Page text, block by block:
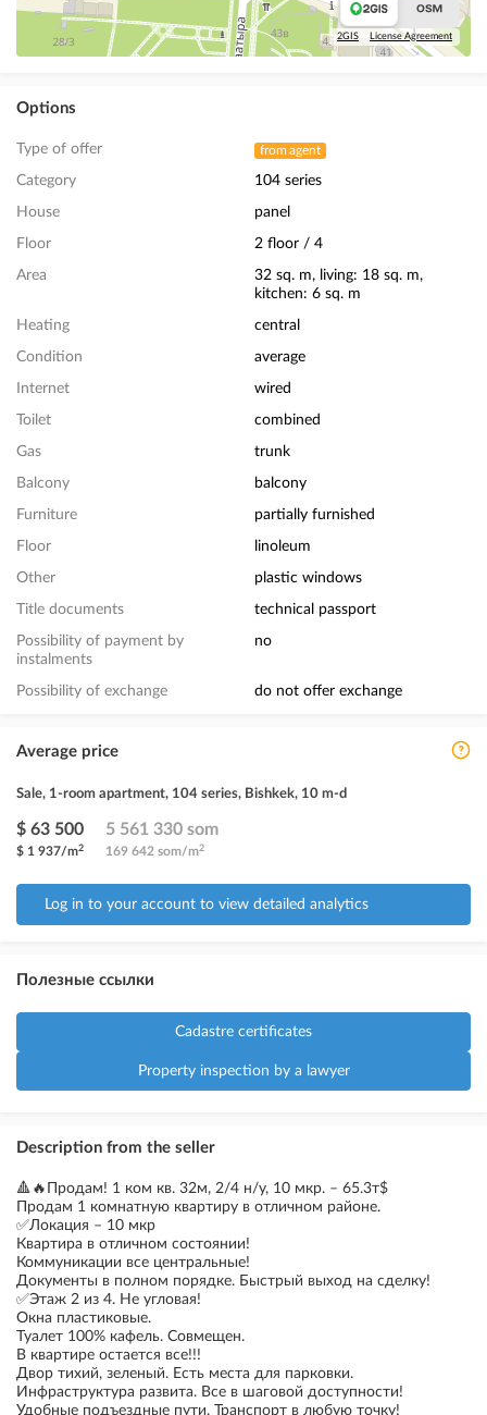
2GIS License Agreement
Options
Type of offer from agent
Category 104 series
House panel
Floor 2 floor / 4
Area
32 sq. m, living: 18 sq. m,
kitchen: 6 sq. m
Heating central
Condition average
Internet wired
Toilet combined
Gas trunk
Balcony balcony
Furniture partially furnished
Floor linoleum
Other plastic windows
Title documents technical passport
Possibility of payment by
instalments
no
Possibility of exchange do not offer exchange
Average price
Sale, 1-room apartment, 104 series, Bishkek, 10 m-d
$ 63 500
$ 1 937/m2
5 561 330 som
169 642 som/m2
Log in to your account to view detailed analytics
Полезные ссылки
Cadastre certificates
Property inspection by a lawyer
Description from the seller
🔺️🔥Продам! 1 ком кв. 32м, 2/4 н/у, 10 мкр. – 65.3т$
Продам 1 комнатную квартиру в отличном районе.
✅️Локация – 10 мкр
Квартира в отличном состоянии!
Коммуникации все центральные!
Документы в полном порядке. Быстрый выход на сделку!
✅️Этаж 2 из 4. Не угловая!
Окна пластиковые.
Туалет 100% кафель. Совмещен.
В квартире остается все!!!
Двор тихий, зеленый. Есть места для парковки.
Инфраструктура развита. Все в шаговой доступности!
Удобные подъездные пути. Транспорт в любую точку!